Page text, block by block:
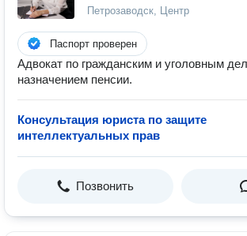
Петрозаводск, Центр
Паспорт проверен
Адвокат по гражданским и уголовным
назначением пенсии.
Консультация юриста по защите
интеллектуальных прав
Позвонить